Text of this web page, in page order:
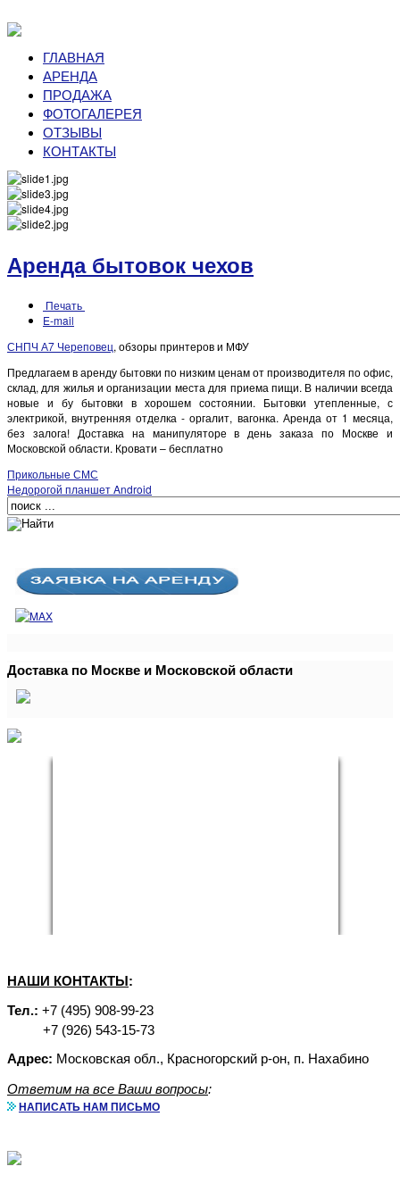
ГЛАВНАЯ
АРЕНДА
ПРОДАЖА
ФОТОГАЛЕРЕЯ
ОТЗЫВЫ
КОНТАКТЫ
Аренда бытовок чехов
Печать
E-mail
СНПЧ А7 Череповец, обзоры принтеров и МФУ
Предлагаем в аренду бытовки по низким ценам от производителя по офис,
склад, для жилья и организации места для приема пищи. В наличии всегда
новые и бу бытовки в хорошем состоянии. Бытовки утепленные, с
электрикой, внутренняя отделка - оргалит, вагонка. Аренда от 1 месяца,
без залога! Доставка на манипуляторе в день заказа по Москве и
Московской области. Кровати – бесплатно
Прикольные СМС
Недорогой планшет Android
Доставка по Москве и Московской области
НАШИ КОНТАКТЫ:
Тел.: +7 (495) 908-99-23
+7 (926) 543-15-73
Адрес: Московская обл., Красногорский р-он, п. Нахабино
Ответим на все Ваши вопросы:
НАПИСАТЬ НАМ ПИСЬМО